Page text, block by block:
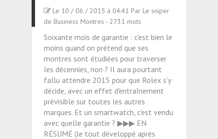
Le 10 / 06 / 2015 à 04:41 Par Le sniper
de Business Montres - 2731 mots
Soixante mois de garantie : c'est bien le
moins quand on prétend que ses
montres sont étudiées pour traverser
les décennies, non ? Il aura pourtant
fallu attendre 2015 pour que Rolex s'y
décide, avec un effet d'entraînement
prévisible sur toutes les autres
marques. Et un smartwatch, c'est vendu
avec quelle garantie ? ▶▶▶ EN
RÉSUMÉ (le tout développé après